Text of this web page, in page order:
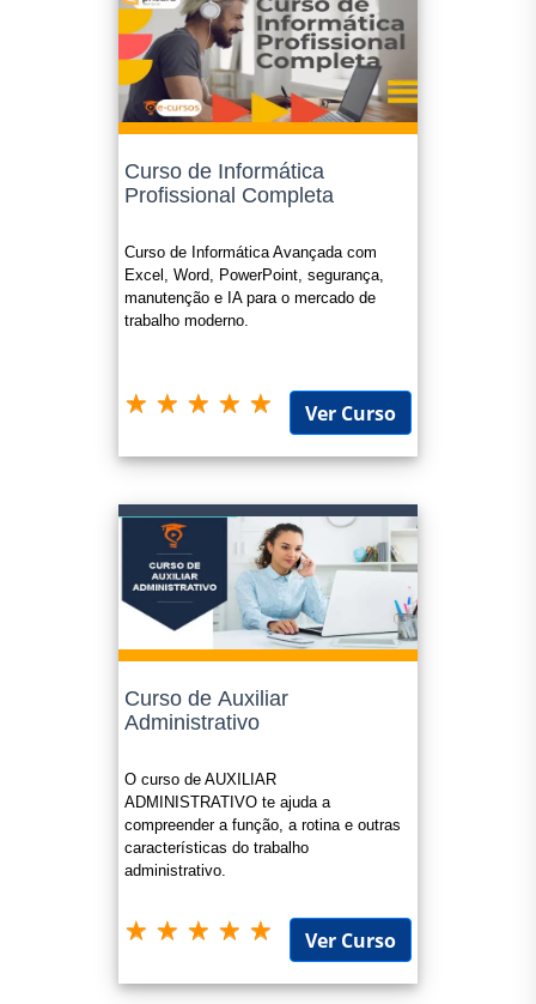
Curso de Informática
Profissional Completa
Curso de Informática Avançada com
Excel, Word, PowerPoint, segurança,
manutenção e IA para o mercado de
trabalho moderno.
Ver Curso
Curso de Auxiliar
Administrativo
O curso de AUXILIAR
ADMINISTRATIVO te ajuda a
compreender a função, a rotina e outras
características do trabalho
administrativo.
Ver Curso